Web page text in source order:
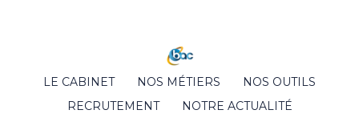
Footer
LE CABINET NOS MÉTIERS
NOS OUTILS
RECRUTEMENT
NOTRE ACTUALITÉ